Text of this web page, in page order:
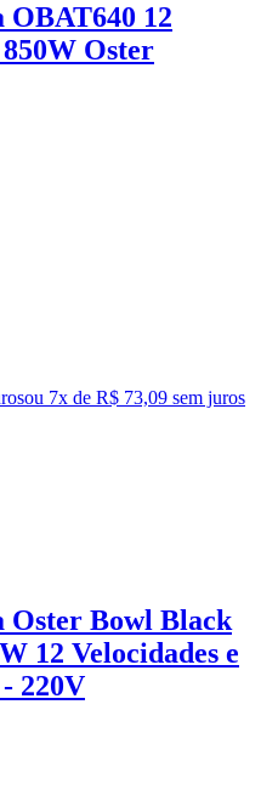
12
Oster
ou 7x de R$ 73,09 sem juros
Oster Bowl Black
12 Velocidades e
220V